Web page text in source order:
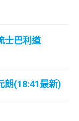
士巴利道
朗(18:41最新)